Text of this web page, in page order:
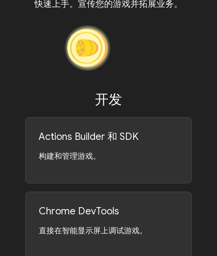
快速上手。宣传您的游戏并拓展业务。
开发
Actions Builder 和 SDK
构建和管理游戏。
Chrome DevTools
直接在智能显示屏上调试游戏。